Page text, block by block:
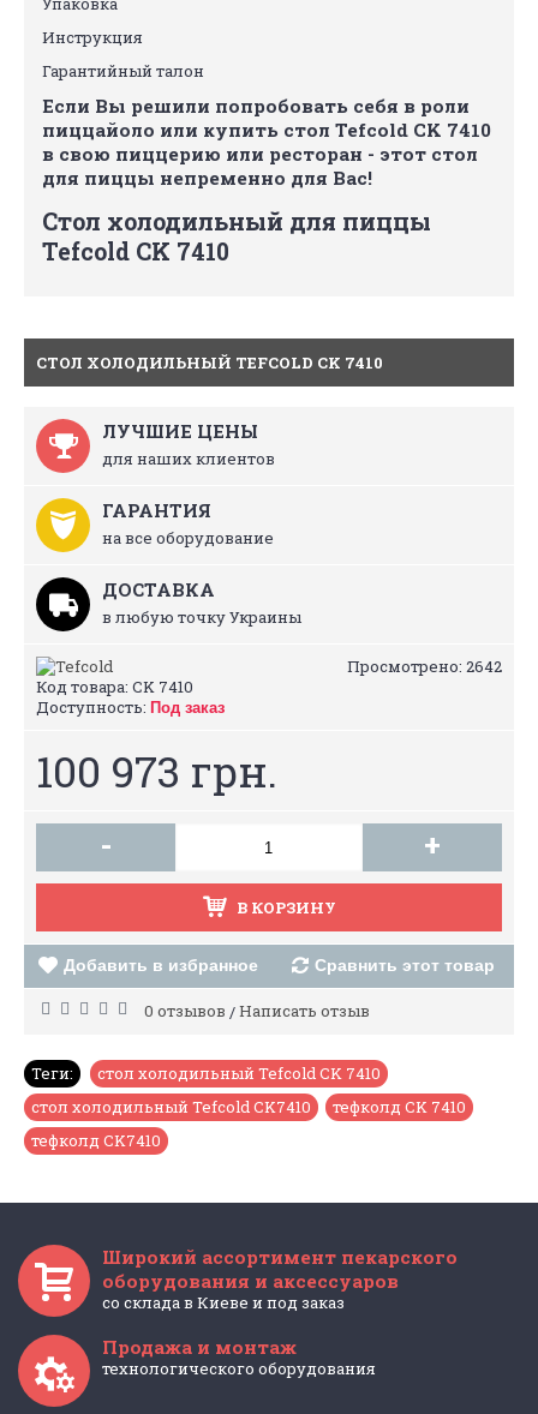
Инструкция
Гарантийный талон
Если Вы решили попробовать себя в роли
пиццайоло или купить стол Tefcold CK 7410
в свою пиццерию или ресторан - этот стол
для пиццы непременно для Вас!
Стол холодильный для пиццы
Tefcold CK 7410
СТОЛ ХОЛОДИЛЬНЫЙ TEFCOLD CK 7410
ЛУЧШИЕ ЦЕНЫ
для наших клиентов
ГАРАНТИЯ
на все оборудование
ДОСТАВКА
в любую точку Украины
Просмотрено: 2642
Код товара: CK 7410
Доступность: Под заказ
100 973 грн.
- +
В КОРЗИНУ
Добавить в избранное Сравнить этот товар
0 отзывов /Написать отзыв
Теги: стол холодильный Tefcold CK 7410
стол холодильный Tefcold CK7410
тефколд CK 7410
тефколд CK7410
Широкий ассортимент пекарского
оборудования и аксессуаров
со склада в Киеве и под заказ
Продажа и монтаж
технологического оборудования